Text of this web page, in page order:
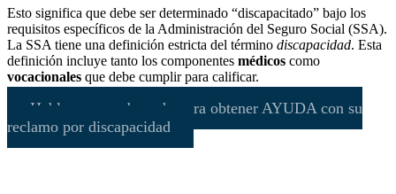
Esto significa que debe ser determinado “discapacitado” bajo los
requisitos específicos de la Administración del Seguro Social (SSA).
La SSA tiene una definición estricta del término discapacidad. Esta
definición incluye tanto los componentes médicos como
vocacionales que debe cumplir para calificar.
Hable con un abogado para obtener AYUDA con su
reclamo por discapacidad